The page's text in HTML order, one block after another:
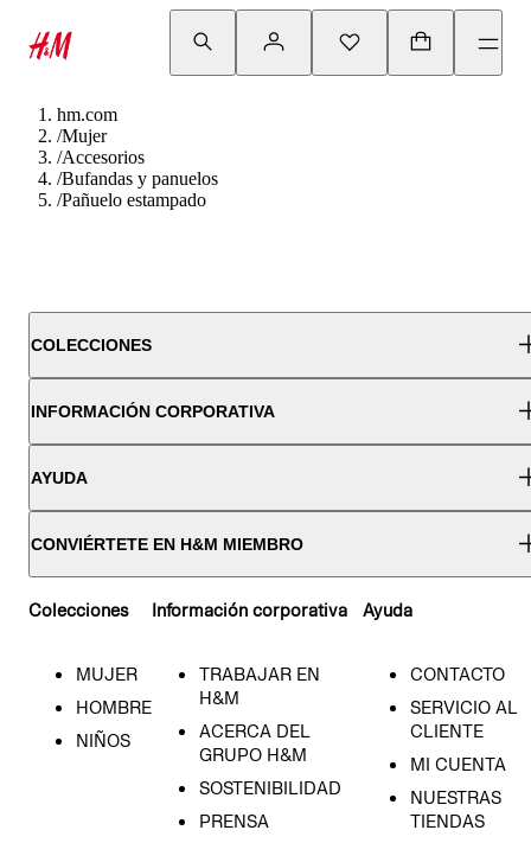
hm.com
/Mujer
/Accesorios
/Bufandas y panuelos
/Pañuelo estampado
COLECCIONES
INFORMACIÓN CORPORATIVA
AYUDA
CONVIÉRTETE EN H&M MIEMBRO
Colecciones
MUJER
HOMBRE
NIÑOS
Información corporativa
TRABAJAR EN
H&M
ACERCA DEL
GRUPO H&M
SOSTENIBILIDAD
PRENSA
Ayuda
CONTACTO
SERVICIO AL
CLIENTE
MI CUENTA
NUESTRAS
TIENDAS